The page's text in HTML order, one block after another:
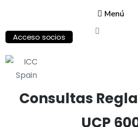
Menú
Spain
Acceso socios
Categoría:
Consultas
UCP